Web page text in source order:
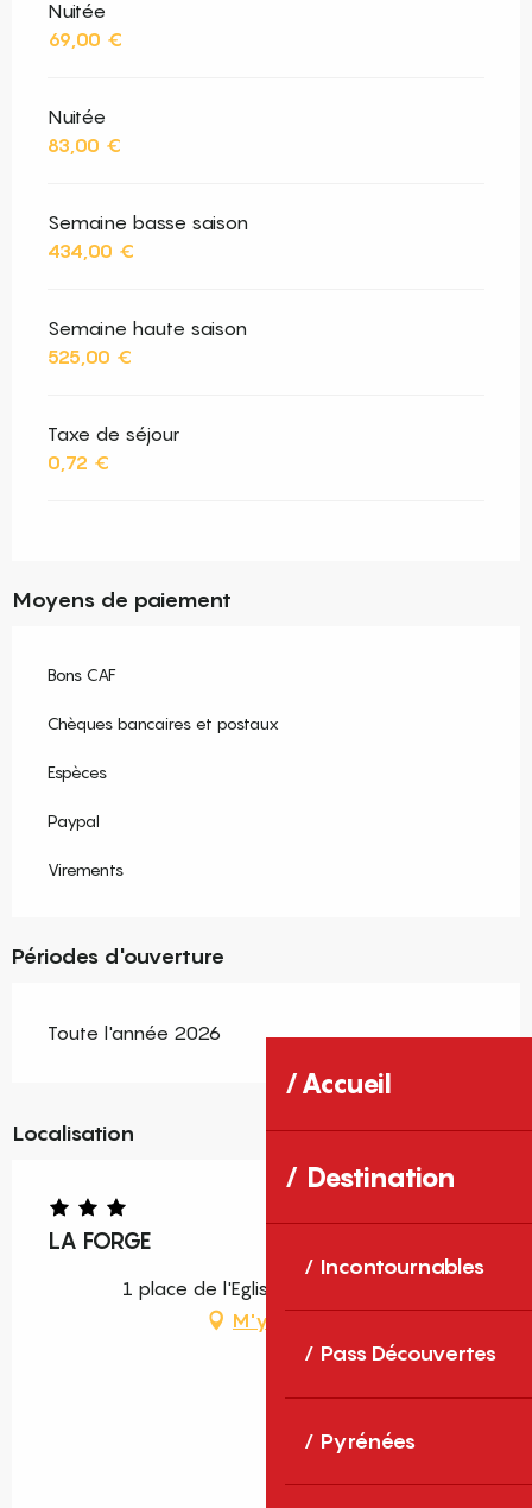
Accueil
Destination
Incontournables
Pass Découvertes
Pyrénées
Nuitée
69,00 €
Nuitée
83,00 €
Semaine basse saison
434,00 €
Semaine haute saison
525,00 €
Taxe de séjour
0,72 €
Moyens de paiement
Bons CAF
Chèques bancaires et postaux
Espèces
Paypal
Virements
Périodes d'ouverture
Toute l'année 2026
Localisation
LA FORGE
1 place de l'Eglise, 66730 Felluns
M'y rendre